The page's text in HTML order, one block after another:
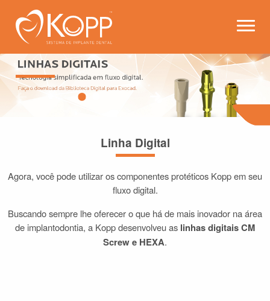
Kopp - Sistema de Implante
Linha Digital
Agora, você pode utilizar os componentes protéticos Kopp em seu
fluxo digital.
Buscando sempre lhe oferecer o que há de mais inovador na área
de implantodontia, a Kopp desenvolveu as linhas digitais CM
Screw e HEXA.